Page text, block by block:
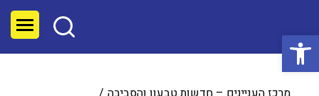
פתח סרגל נגישות